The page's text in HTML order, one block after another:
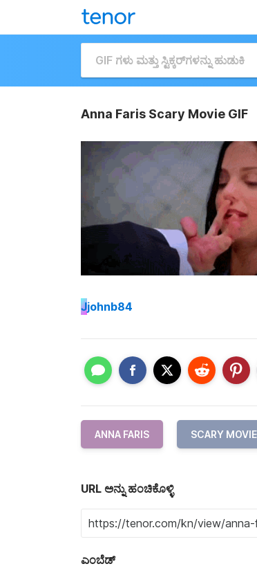
Anna Faris Scary Movie GIF
Jjohnb84
ANNA FARIS SCARY MOVIE
URL ಅನ್ನು ಹಂಚಿಕೊಳ್ಳಿ
ಎಂಬೆಡ್